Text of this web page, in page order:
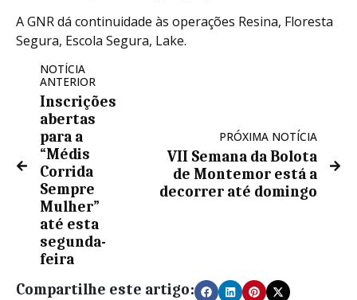
A GNR dá continuidade às operações Resina, Floresta
Segura, Escola Segura, Lake.
NOTÍCIA
ANTERIOR
Inscrições
abertas
para a
“Médis
Corrida
Sempre
Mulher”
até esta
segunda-
feira
PRÓXIMA NOTÍCIA
VII Semana da Bolota
de Montemor está a
decorrer até domingo
Compartilhe este artigo: